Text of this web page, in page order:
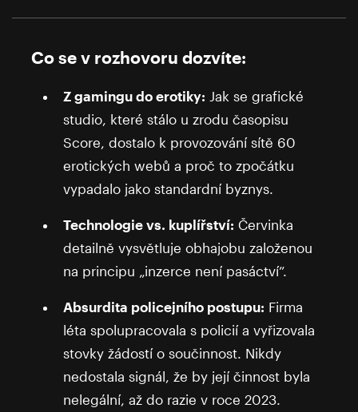
Co se v rozhovoru dozvíte:
Z gamingu do erotiky: Jak se grafické
studio, které stálo u zrodu časopisu
Score, dostalo k provozování sítě 60
erotických webů a proč to zpočátku
vypadalo jako standardní byznys.
Technologie vs. kuplířství: Červinka
detailně vysvětluje obhajobu založenou
na principu „inzerce není pasáctví”.
Absurdita policejního postupu: Firma
léta spolupracovala s policií a vyřizovala
stovky žádostí o součinnost. Nikdy
nedostala signál, že by její činnost byla
nelegální, až do razie v roce 2023.